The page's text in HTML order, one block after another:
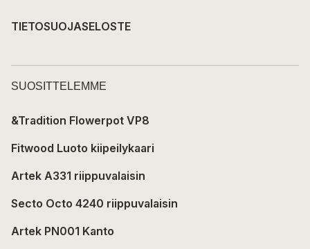
TIETOSUOJASELOSTE
SUOSITTELEMME
&Tradition Flowerpot VP8
Fitwood Luoto kiipeilykaari
Artek A331 riippuvalaisin
Secto Octo 4240 riippuvalaisin
Artek PN001 Kanto